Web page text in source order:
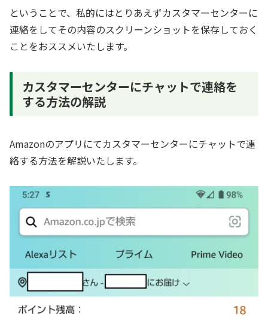
ということで、私的にはとりあえずカスタマーセンターに
連絡をしてその内容のスクリーンショットを保存しておく
ことをおススメいたします。
カスタマーセンターにチャットで連絡を
する方法の解説
Amazonのアプリにてカスタマーセンターにチャットで連
絡する方法を解説いたします。